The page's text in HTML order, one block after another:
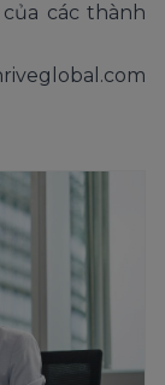
các thành